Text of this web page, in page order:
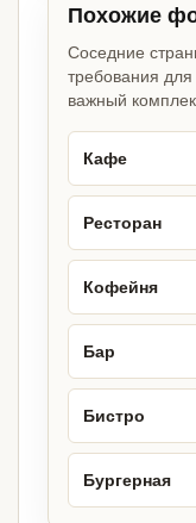
Похожие
Соседние
требования для
важный
Кафе
Ресторан
Кофейня
Бар
Бистро
Бургерная